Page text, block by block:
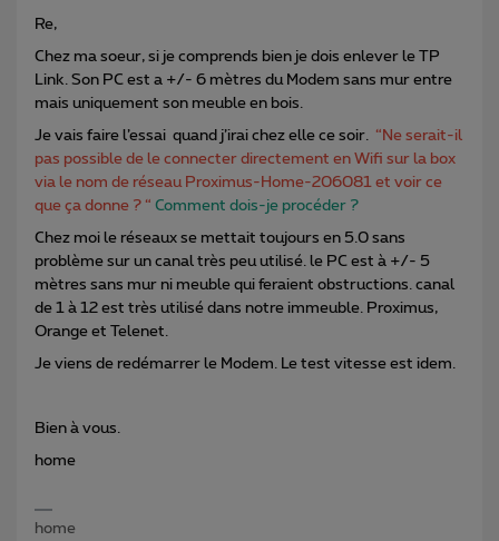
Re,
Chez ma soeur, si je comprends bien je dois enlever le TP
Link. Son PC est a +/- 6 mètres du Modem sans mur entre
mais uniquement son meuble en bois.
Je vais faire l’essai quand j’irai chez elle ce soir. “Ne serait-il
pas possible de le connecter directement en Wifi sur la box
via le nom de réseau Proximus-Home-206081 et voir ce
que ça donne ? “ Comment dois-je procéder ?
Chez moi le réseaux se mettait toujours en 5.0 sans
problème sur un canal très peu utilisé. le PC est à +/- 5
mètres sans mur ni meuble qui feraient obstructions. canal
de 1 à 12 est très utilisé dans notre immeuble. Proximus,
Orange et Telenet.
Je viens de redémarrer le Modem. Le test vitesse est idem.
Bien à vous.
home
home